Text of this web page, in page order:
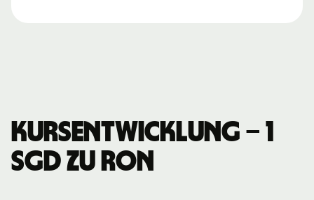
Kursentwicklung – 1
SGD zu RON